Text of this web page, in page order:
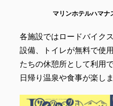
マリンホテルハマナ
各施設ではロードバイク
設備、トイレが無料で使
たちの休憩所として利用
日帰り温泉や食事が楽しま